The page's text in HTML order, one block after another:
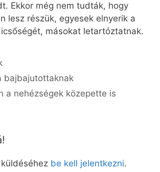
Ekkor még nem tudták, hogy
lesz részük, egyesek elnyerik a
másokat letartóztatnak.
bajbajutottaknak
a nehézségek közepette is
be kell jelentkezni.